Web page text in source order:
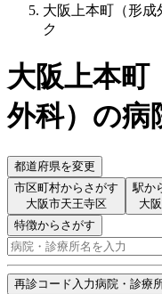
大阪上本町（形成
ク
大阪上本町
外科） の病
都道府県を変更
市区町村からさがす
大阪市天王寺区
駅か
大
特徴からさがす
再診コード入力病院・診療